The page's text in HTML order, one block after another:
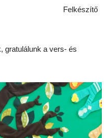
Felkészítő
gratulálunk a vers- és